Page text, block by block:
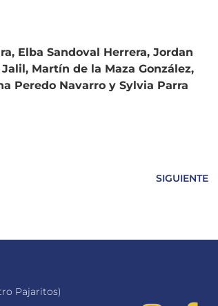
Elba Sandoval Herrera, Jordan
Martín de la Maza González,
Peredo Navarro y Sylvia Parra
SIGUIENTE
Pajaritos)